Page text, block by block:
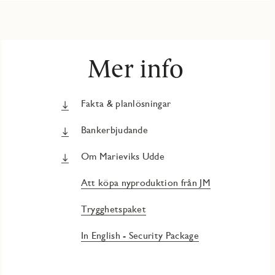
Mer info
Fakta & planlösningar
Bankerbjudande
Om Marieviks Udde
Att köpa nyproduktion från JM
Trygghetspaket
In English - Security Package